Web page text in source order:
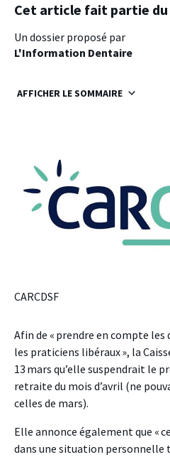
Cet article fait partie du
Un dossier proposé par
L'Information Dentaire
AFFICHER LE SOMMAIRE
CARCDSF
Afin de « prendre en compte
les praticiens libéraux », la
13 mars qu’elle suspendrait le
retraite du mois d’avril (ne
celles de mars).
Elle annonce également que «
dans une situation personnelle